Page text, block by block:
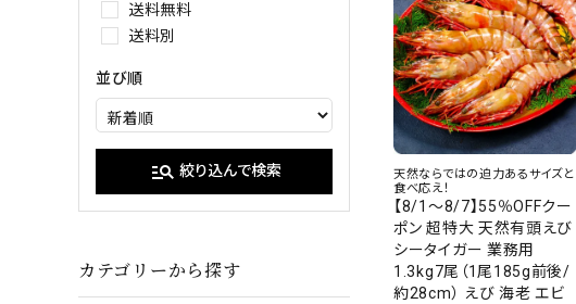
送料無料
送料別
並び順
manage_search 絞り込んで検索
カテゴリーから探す
天然ならではの迫力あるサイズと
食べ応え！
【8/1～8/7】55％OFFクー
ポン 超特大 天然有頭えび
シータイガー 業務用
1.3kg7尾（1尾185g前後/
約28cm） えび 海老 エビ